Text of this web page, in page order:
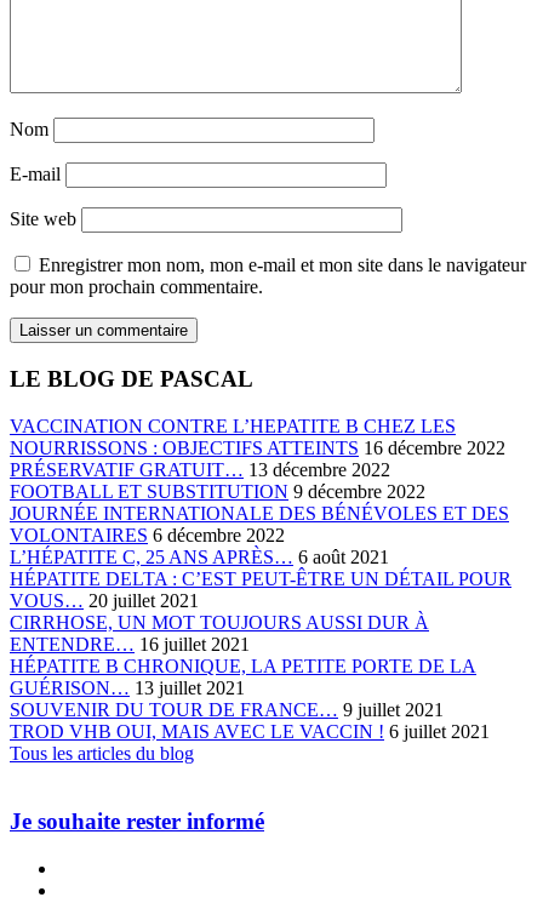
Nom
E-mail
Site web
Enregistrer mon nom, mon e-mail et mon site dans le navigateur
pour mon prochain commentaire.
LE BLOG DE PASCAL
VACCINATION CONTRE L’HEPATITE B CHEZ LES
NOURRISSONS : OBJECTIFS ATTEINTS 16 décembre 2022
PRÉSERVATIF GRATUIT… 13 décembre 2022
FOOTBALL ET SUBSTITUTION 9 décembre 2022
JOURNÉE INTERNATIONALE DES BÉNÉVOLES ET DES
VOLONTAIRES 6 décembre 2022
L’HÉPATITE C, 25 ANS APRÈS… 6 août 2021
HÉPATITE DELTA : C’EST PEUT-ÊTRE UN DÉTAIL POUR
VOUS… 20 juillet 2021
CIRRHOSE, UN MOT TOUJOURS AUSSI DUR À
ENTENDRE… 16 juillet 2021
HÉPATITE B CHRONIQUE, LA PETITE PORTE DE LA
GUÉRISON… 13 juillet 2021
SOUVENIR DU TOUR DE FRANCE… 9 juillet 2021
TROD VHB OUI, MAIS AVEC LE VACCIN ! 6 juillet 2021
Tous les articles du blog
Je souhaite rester informé